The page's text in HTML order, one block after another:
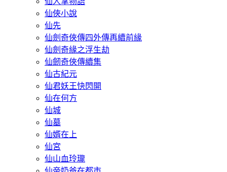
仙俠小說
仙先
仙劍奇俠傳四外傳再續前緣
仙劍奇緣之浮生劫
仙劒奇俠傳續集
仙古紀元
仙君妖王快閃開
仙在何方
仙城
仙墓
仙婿在上
仙宮
仙山血玲瓏